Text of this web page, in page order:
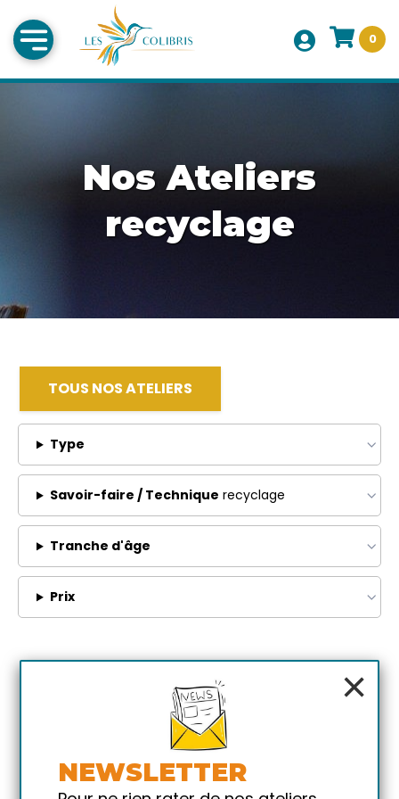
0
Nos Ateliers
recyclage
TOUS NOS ATELIERS
Type
Savoir-faire / Technique recyclage
Tranche d'âge
Prix
×
NEWSLETTER